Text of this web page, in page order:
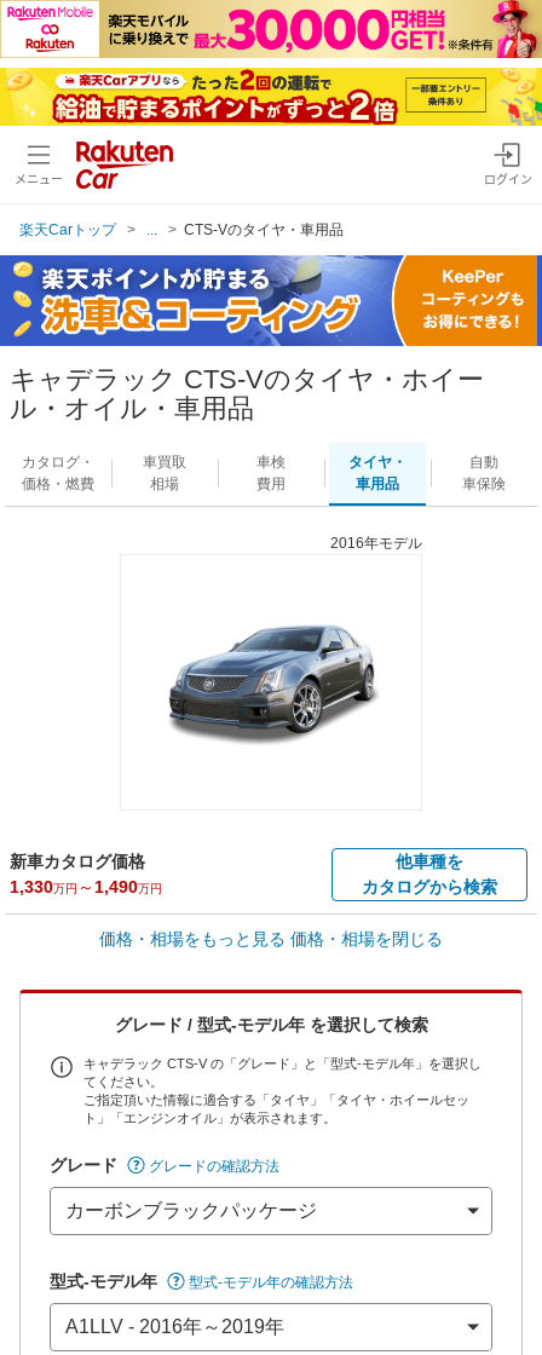
メニュー ログイン
楽天Carトップ CTS-Vのタイヤ・車用品
キャデラック CTS-Vのタイヤ・ホイー
ル・オイル・車用品
カタログ・
価格・燃費
車買取
相場
車検
費用
タイヤ・
車用品
自動
車保険
2016年モデル
新車カタログ価格
1,330万円 ～ 1,490万円
他車種を
カタログから検索
車買取価格 *
車買取相場
全国平均の車検価格 *
73,850円
楽天Car車検で
店舗を検索
*当該価格は車種別の価格となります。
価格・相場をもっと見る 価格・相場を閉じる
グレード / 型式-モデル年 を選択して検索
キャデラック CTS-V の「グレード」と「型式-モデル年」を選択し
てください。
ご指定頂いた情報に適合する「タイヤ」「タイヤ・ホイールセッ
ト」「エンジンオイル」が表示されます。
グレード グレードの確認方法
型式-モデル年 型式-モデル年の確認方法